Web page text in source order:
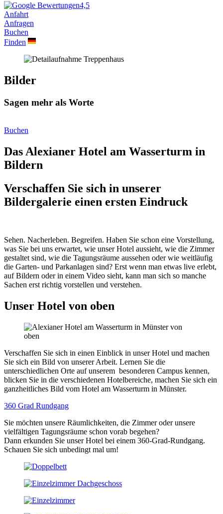
4,5
Anfahrt
Anfragen
Buchen
Finden
Bilder
Sagen mehr als Worte
Buchen
Das Alexianer Hotel am Wasserturm in
Bildern
Verschaffen Sie sich in unserer
Bildergalerie einen ersten Eindruck
Sehen. Nacherleben. Begreifen. Haben Sie schon eine Vorstellung,
was Sie bei uns erwartet, wie unser Hotel aussieht, wie die Zimmer
gestaltet sind, wie die Tagungsräume aussehen oder wie weitläufig
die Garten- und Parkanlagen sind? Erst wenn man etwas live erlebt,
auf Bildern oder in einem Video sieht, kann man sich so manche
Sachen erst richtig vorstellen und verstehen.
Unser Hotel von oben
Verschaffen Sie sich in einen Einblick in unser Hotel und machen
Sie sich ein Bild von unserer Arbeit. Lernen Sie die
unterschiedlichen Orte auf unserem besonderen Campus kennen,
blicken Sie in die verschiedenen Hotelbereiche, machen Sie sich ein
ganzheitliches Bild vom Hotel am Wasserturm in Münster.
360 Grad Rundgang
Sie möchten unsere Räumlichkeiten, die Zimmer oder unsere
vielfältigen Tagungsräume schon vorab begehen?
Dann erkunden Sie unser Hotel bei einem 360-Grad-Rundgang.
Schauen Sie sich unbedingt mal um!